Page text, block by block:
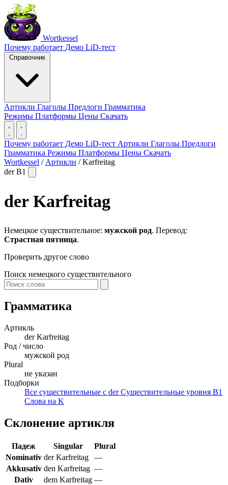
Wortkessel
Почему работает Демо LiD-тест
Справочник
Артикли Глаголы Предлоги Грамматика
Режимы Платформы Цены Скачать
Почему работает Демо LiD-тест Артикли Глаголы Предлоги
Грамматика Режимы Платформы Цены Скачать
Wortkessel / Артикли / Karfreitag
derB1
derKarfreitag
Немецкое существительное: мужской род. Перевод:
Страстная пятница.
Проверить другое слово
Поиск немецкого существительного
Грамматика
Артикль
derKarfreitag
Род / число
мужской род
Plural
не указан
Подборки
Все существительные с derСуществительные уровня B1
Слова на K
Склонение артикля
Падеж Singular
Plural
Nominativ der Karfreitag
—
Akkusativ den Karfreitag —
Dativ
dem Karfreitag —